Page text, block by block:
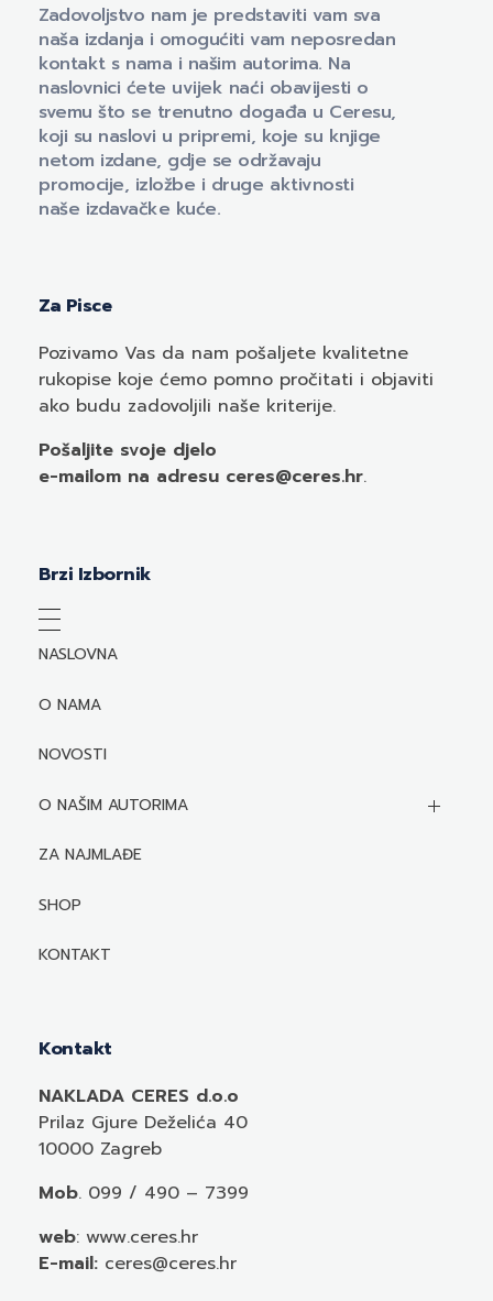
Zadovoljstvo nam je predstaviti vam sva
naša izdanja i omogućiti vam neposredan
kontakt s nama i našim autorima. Na
naslovnici ćete uvijek naći obavijesti o
svemu što se trenutno događa u Ceresu,
koji su naslovi u pripremi, koje su knjige
netom izdane, gdje se održavaju
promocije, izložbe i druge aktivnosti
naše izdavačke kuće.
Za Pisce
Pozivamo Vas da nam pošaljete kvalitetne
rukopise koje ćemo pomno pročitati i objaviti
ako budu zadovoljili naše kriterije.
Pošaljite svoje djelo
e-mailom na adresu ceres@ceres.hr.
Brzi Izbornik
NASLOVNA
O NAMA
NOVOSTI
O NAŠIM AUTORIMA
Biografije autora
Mediji o autorima i njihovim naslovima
ZA NAJMLAĐE
SHOP
KONTAKT
Kontakt
NAKLADA CERES d.o.o
Prilaz Gjure Deželića 40
10000 Zagreb
Mob. 099 / 490 – 7399
web: www.ceres.hr
E-mail: ceres@ceres.hr